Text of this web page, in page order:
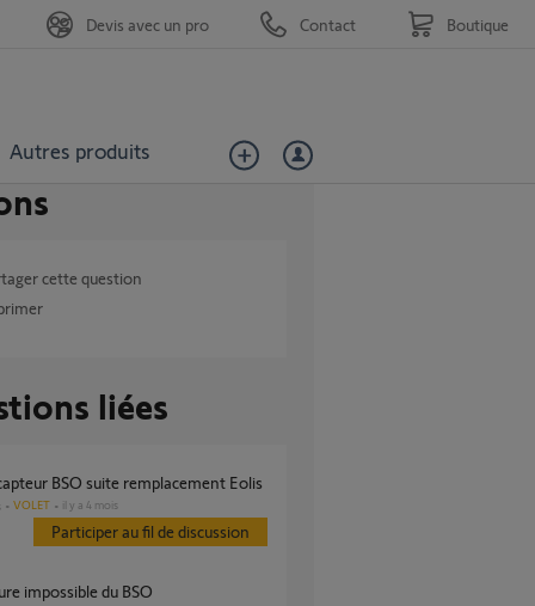
Autres produits
Devis avec un pro Contact Boutique
cette question
liées
BSO suite remplacement Eolis
VOLET il y a 4 mois
Participer au fil de discussion
impossible du BSO